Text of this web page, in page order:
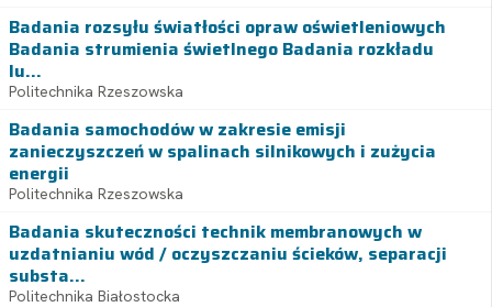
Badania rozsyłu światłości opraw oświetleniowych
Badania strumienia świetlnego Badania rozkładu
lu...
Politechnika Rzeszowska
Badania samochodów w zakresie emisji
zanieczyszczeń w spalinach silnikowych i zużycia
energii
Politechnika Rzeszowska
Badania skuteczności technik membranowych w
uzdatnianiu wód / oczyszczaniu ścieków, separacji
substa...
Politechnika Białostocka